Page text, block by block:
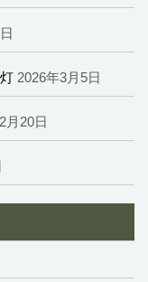
2026年3月5日
月20日